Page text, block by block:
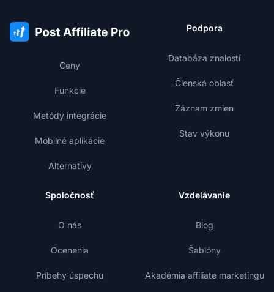
Ceny
Funkcie
Metódy integrácie
Mobilné aplikácie
Alternatívy
Podpora
Databáza znalostí
Členská oblasť
Záznam zmien
Stav výkonu
Spoločnosť
O nás
Ocenenia
Príbehy úspechu
Vzdelávanie
Blog
Šablóny
Akadémia affiliate marketingu